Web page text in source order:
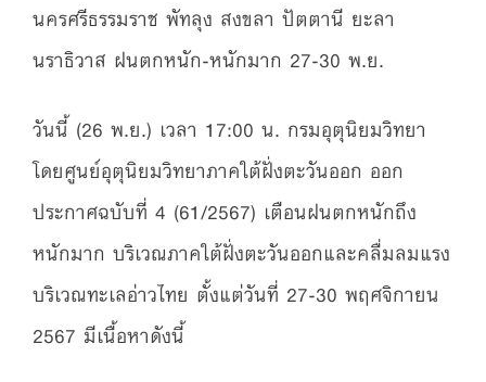
นครศรีธรรมราช พัทลุง สงขลา ปัตตานี ยะลา
นราธิวาส ฝนตกหนัก-หนักมาก 27-30 พ.ย.
วันนี้ (26 พ.ย.) เวลา 17:00 น. กรมอุตุนิยมวิทยา
โดยศูนย์อุตุนิยมวิทยาภาคใต้ฝั่งตะวันออก ออก
ประกาศฉบับที่ 4 (61/2567) เตือนฝนตกหนักถึง
หนักมาก บริเวณภาคใต้ฝั่งตะวันออกและคลื่มลมแรง
บริเวณทะเลอ่าวไทย ตั้งแต่วันที่ 27-30 พฤศจิกายน
2567 มีเนื้อหาดังนี้